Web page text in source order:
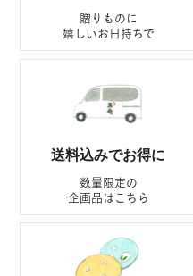
贈りものに
嬉しいお日持ちで
送料込みでお得に
数量限定の
企画品はこちら